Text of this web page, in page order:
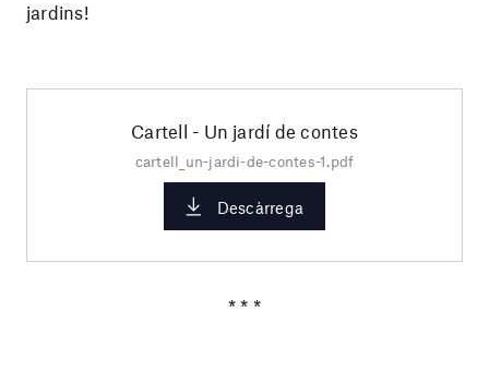
jardins!
Cartell - Un jardí de contes
cartell_un-jardi-de-contes-1.pdf
Descàrrega
* * *